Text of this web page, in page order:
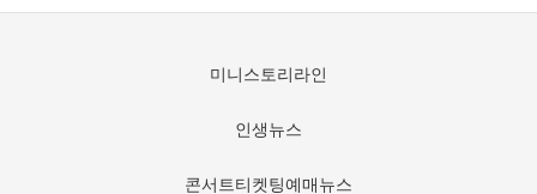
미니스토리라인
인생뉴스
콘서트티켓팅예매뉴스